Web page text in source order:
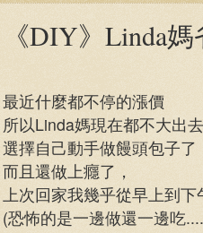
《DIY》Linda
最近什麼都不停的漲價
所以Linda媽現在都不大出
選擇自己動手做饅頭包子了
而且還做上癮了，
上次回家我幾乎從早上到
(恐怖的是一邊做還一邊吃